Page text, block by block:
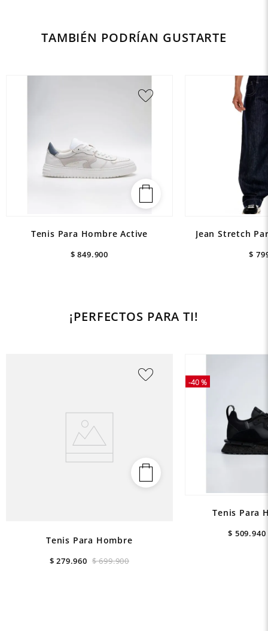
TAMBIÉN PODRÍAN GUSTARTE
Tenis Para Hombre Active
$ 849.900
Jean Stretch
$
¡PERFECTOS PARA TI!
Tenis Para Hombre
$ 699.900
$ 279.960
-40 %
Tenis Para
$ 509.940